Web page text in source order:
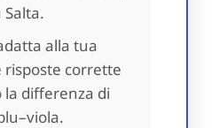
Salta.
alla tua
risposte corrette
la differenza di